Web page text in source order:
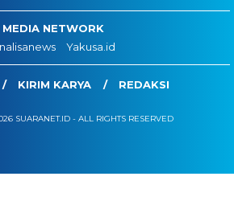
MEDIA NETWORK
Yakusa.id
KIRIM KARYA REDAKSI
SUARANET.ID - ALL RIGHTS RESERVED